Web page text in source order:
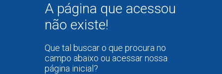
A página que acessou
não existe!
Que tal buscar o que procura no
campo abaixo ou acessar nossa
página inicial?